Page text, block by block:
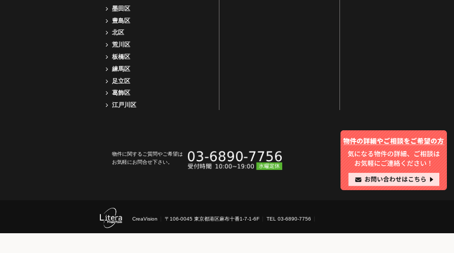
墨田区
豊島区
北区
荒川区
板橋区
練馬区
足立区
葛飾区
江戸川区
物件に関するご質問やご希望は
お気軽にお問合せ下さい。
CreaVision 〒106-0045 東京都港区麻布十番1-7-1-6F TEL 03-6890-7756